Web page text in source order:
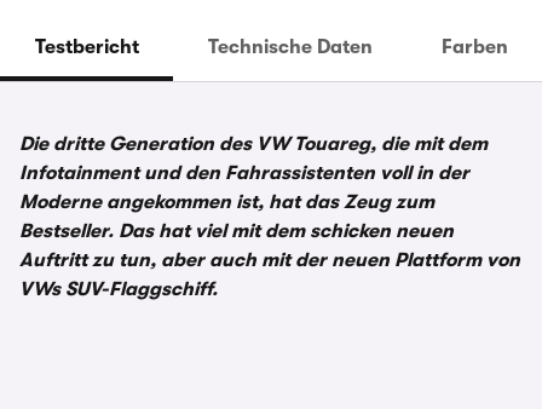
Testbericht Technische Daten Farben
Die dritte Generation des VW Touareg, die mit dem
Infotainment und den Fahrassistenten voll in der
Moderne angekommen ist, hat das Zeug zum
Bestseller. Das hat viel mit dem schicken neuen
Auftritt zu tun, aber auch mit der neuen Plattform von
VWs SUV-Flaggschiff.